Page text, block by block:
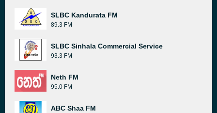
SLBC Kandurata FM
89.3 FM
SLBC Sinhala Commercial Service
93.3 FM
Neth FM
95.0 FM
ABC Shaa FM